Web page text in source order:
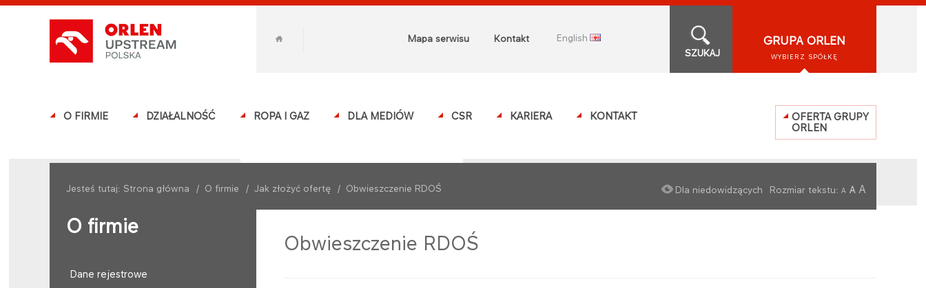
Mapa serwisu Kontakt
english
SZUKAJ
GRUPA ORLEN
WYBIERZ SPÓŁKĘ
O FIRMIE DZIAŁALNOŚĆ ROPA I GAZ DLA MEDIÓW CSR KARIERA KONTAKT
OFERTA GRUPY
ORLEN
Jesteś tutaj: Strona główna / O firmie / Jak złożyć ofertę / Obwieszczenie RDOŚ Dla niedowidzących Rozmiar tekstu: A A A
O firmie
Dane rejestrowe
Obwieszczenie RDOŚ